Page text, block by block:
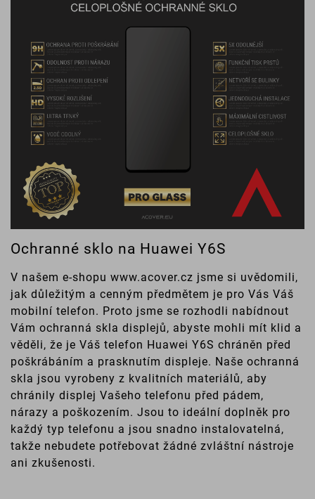
Ochranné sklo na Huawei Y6S
V našem e-shopu www.acover.cz jsme si uvědomili,
jak důležitým a cenným předmětem je pro Vás Váš
mobilní telefon. Proto jsme se rozhodli nabídnout
Vám ochranná skla displejů, abyste mohli mít klid a
věděli, že je Váš telefon Huawei Y6S chráněn před
poškrábáním a prasknutím displeje. Naše ochranná
skla jsou vyrobeny z kvalitních materiálů, aby
chránily displej Vašeho telefonu před pádem,
nárazy a poškozením. Jsou to ideální doplněk pro
každý typ telefonu a jsou snadno instalovatelná,
takže nebudete potřebovat žádné zvláštní nástroje
ani zkušenosti.